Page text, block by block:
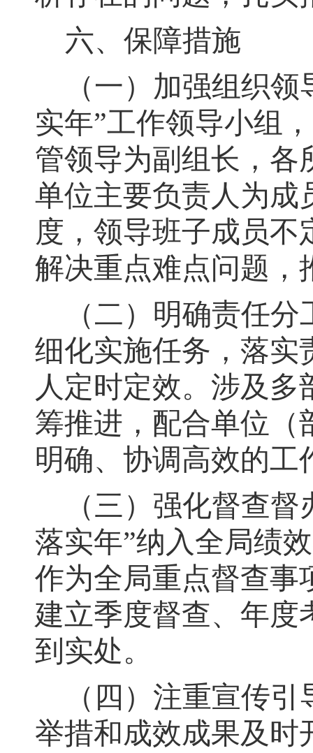
六、保障措施
（一）加强组织领
实年”工作领导小组 ，
管领导为副组长 ， 各
单位主要负责人为成
度 ， 领导班子成员不
解决重点难点问题 ，
（二）明确责任分
细化实施任务，落实
人定时定效。 涉及多
筹推进 ， 配合单位（
明确、协调高效的工
（三）强化督查督
落实年”纳入全局绩
作为全局重点督查事
建立季度督查、年度
到实处。
（四）注重宣传引
举措和成效成果及时